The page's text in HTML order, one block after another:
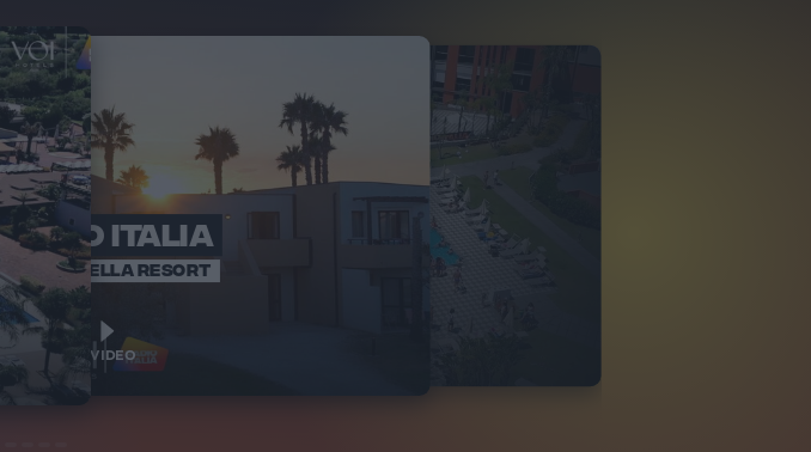
RADIO ITALIA
VOI ARENELLA RESORT
VIDEO
RADIO ITALIA
BRAVO BAIA DI TINDARI 2026